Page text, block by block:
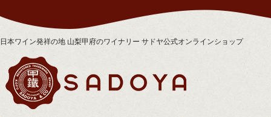
日本ワイン発祥の地 山梨甲府のワイナリー サドヤ公式オンラインショップ